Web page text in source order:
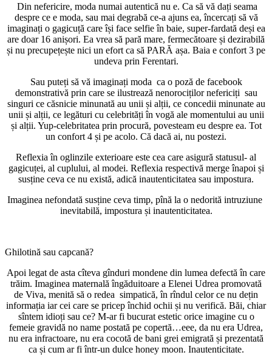
Din nefericire, moda numai autentică nu e. Ca să vă dați seama
despre ce e moda, sau mai degrabă ce-a ajuns ea, încercați să vă
imaginați o gagicuță care își face selfie în baie, super-fardată deși ea
are doar 16 anișori. Ea vrea să pară mare, fermecătoare și dezirabilă
și nu precupețește nici un efort ca să PARĂ așa. Baia e confort 3 pe
undeva prin Ferentari.
Sau puteți să vă imaginați moda ca o poză de facebook
demonstrativă prin care se ilustrează nenorociților nefericiți sau
singuri ce căsnicie minunată au unii și alții, ce concedii minunate au
unii și alții, ce legături cu celebrități în vogă ale momentului au unii
și alții. Yup-celebritatea prin procură, povesteam eu despre ea. Tot
un confort 4 și pe acolo. Că dacă ai, nu postezi.
Reflexia în oglinzile exterioare este cea care asigură statusul- al
gagicuței, al cuplului, al modei. Reflexia respectivă merge înapoi și
susține ceva ce nu există, adică inautenticitatea sau impostura.
Imaginea nefondată susține ceva timp, pînă la o nedorită intruziune
inevitabilă, impostura și inautenticitatea.
Ghilotină sau capcană?
Apoi legat de asta cîteva gînduri mondene din lumea defectă în care
trăim. Imaginea maternală îngăduitoare a Elenei Udrea promovată
de Viva, menită să o redea simpatică, în rîndul celor ce nu dețin
informația iar cei care se pricep închid ochii și nu verifică. Băi, chiar
sîntem idioți sau ce? M-ar fi bucurat estetic orice imagine cu o
femeie gravidă no name postată pe copertă…eee, da nu era Udrea,
nu era infractoare, nu era cocotă de bani grei emigrată și prezentată
ca și cum ar fi într-un dulce honey moon. Inautenticitate.